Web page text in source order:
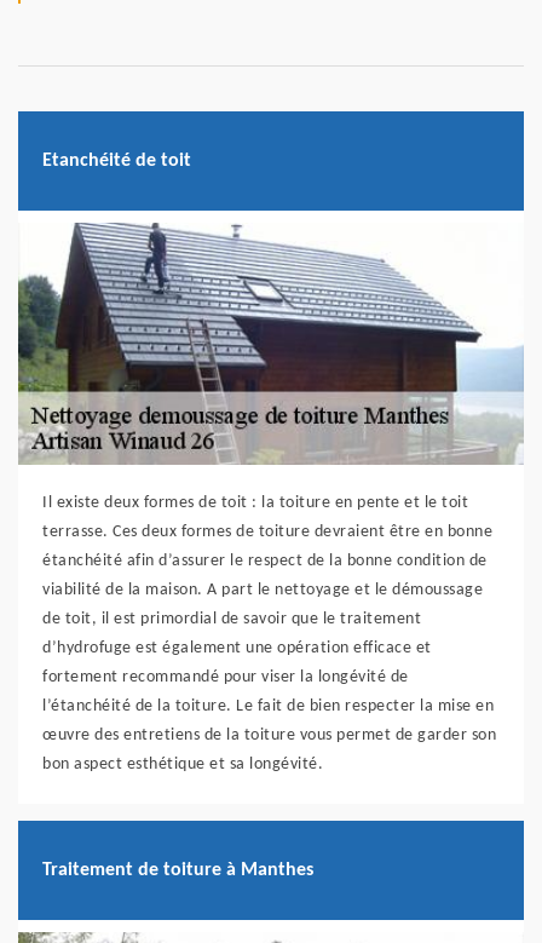
Etanchéité de toit
Il existe deux formes de toit : la toiture en pente et le toit
terrasse. Ces deux formes de toiture devraient être en bonne
étanchéité afin d’assurer le respect de la bonne condition de
viabilité de la maison. A part le nettoyage et le démoussage
de toit, il est primordial de savoir que le traitement
d’hydrofuge est également une opération efficace et
fortement recommandé pour viser la longévité de
l’étanchéité de la toiture. Le fait de bien respecter la mise en
œuvre des entretiens de la toiture vous permet de garder son
bon aspect esthétique et sa longévité.
Traitement de toiture à Manthes